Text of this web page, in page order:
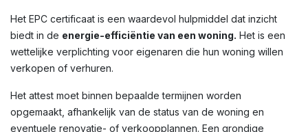
Het EPC certificaat is een waardevol hulpmiddel dat inzicht
biedt in de energie-efficiëntie van een woning. Het is een
wettelijke verplichting voor eigenaren die hun woning willen
verkopen of verhuren.
Het attest moet binnen bepaalde termijnen worden
opgemaakt, afhankelijk van de status van de woning en
eventuele renovatie- of verkoopplannen. Een grondige